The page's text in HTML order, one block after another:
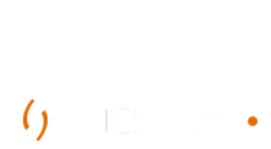
améliorer
son
référencement